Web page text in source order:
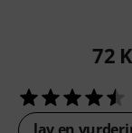
72
lav en